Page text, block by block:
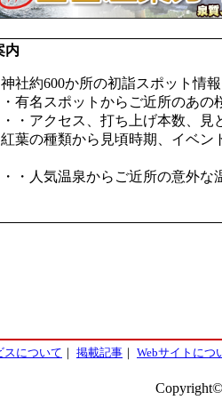
内
神社約600か所の初詣スポット情
・有名スポットからご近所のあ
・・アクセス、打ち上げ本数、
紅葉の種類から見頃時期、イベ
・・人気温泉からご近所の意外
スについて ｜ 掲載記事 ｜ Webサイトにつ